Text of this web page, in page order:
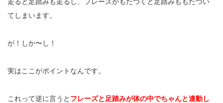
てしまいます。
が！しか〜し！
実はここがポイントなんです。
これって逆に言うと フレーズと足踏みが体の中でちゃんと連動し